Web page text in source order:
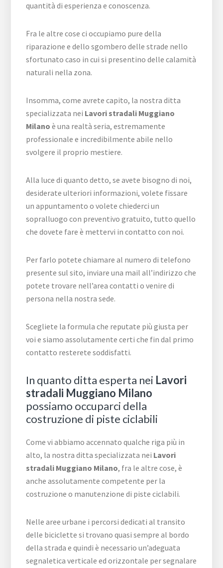
quantità di esperienza e conoscenza.
Fra le altre cose ci occupiamo pure della
riparazione e dello sgombero delle strade nello
sfortunato caso in cui si presentino delle calamità
naturali nella zona.
Insomma, come avrete capito, la nostra ditta
specializzata nei Lavori stradali Muggiano
Milano è una realtà seria, estremamente
professionale e incredibilmente abile nello
svolgere il proprio mestiere.
Alla luce di quanto detto, se avete bisogno di noi,
desiderate ulteriori informazioni, volete fissare
un appuntamento o volete chiederci un
sopralluogo con preventivo gratuito, tutto quello
che dovete fare è mettervi in contatto con noi.
Per farlo potete chiamare al numero di telefono
presente sul sito, inviare una mail all’indirizzo che
potete trovare nell’area contatti o venire di
persona nella nostra sede.
Scegliete la formula che reputate più giusta per
voi e siamo assolutamente certi che fin dal primo
contatto resterete soddisfatti.
In quanto ditta esperta nei Lavori
stradali Muggiano Milano
possiamo occuparci della
costruzione di piste ciclabili
Come vi abbiamo accennato qualche riga più in
alto, la nostra ditta specializzata nei Lavori
stradali Muggiano Milano, fra le altre cose, è
anche assolutamente competente per la
costruzione o manutenzione di piste ciclabili.
Nelle aree urbane i percorsi dedicati al transito
delle biciclette si trovano quasi sempre al bordo
della strada e quindi è necessario un’adeguata
segnaletica verticale ed orizzontale per segnalare